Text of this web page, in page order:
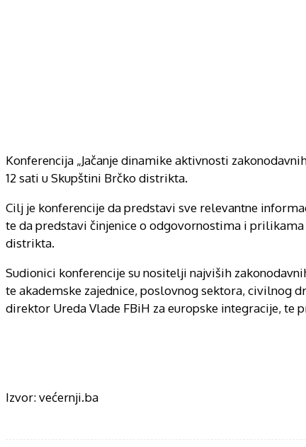
Konferencija „Jačanje dinamike aktivnosti
12 sati u Skupštini Brčko distrikta.
Cilj je konferencije da predstavi sve relevantne
te da predstavi činjenice o odgovornostima i
distrikta.
Sudionici konferencije su nositelji najviših
te akademske zajednice, poslovnog sektora, civilnog
direktor Ureda Vlade FBiH za europske integracije, te
Izvor: većernji.ba